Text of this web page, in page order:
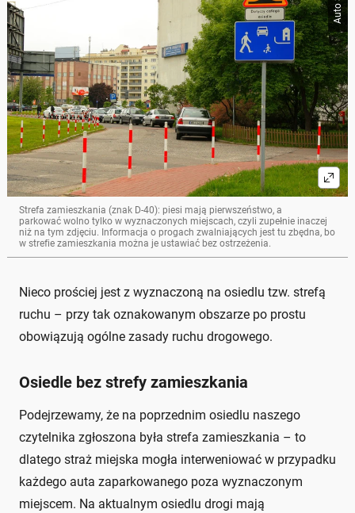
Strefa zamieszkania (znak D-40): piesi mają pierwszeństwo, a
parkować wolno tylko w wyznaczonych miejscach, czyli zupełnie inaczej
niż na tym zdjęciu. Informacja o progach zwalniających jest tu zbędna, bo
w strefie zamieszkania można je ustawiać bez ostrzeżenia.
Nieco prościej jest z wyznaczoną na osiedlu tzw. strefą
ruchu – przy tak oznakowanym obszarze po prostu
obowiązują ogólne zasady ruchu drogowego.
Osiedle bez strefy zamieszkania
Podejrzewamy, że na poprzednim osiedlu naszego
czytelnika zgłoszona była strefa zamieszkania – to
dlatego straż miejska mogła interweniować w przypadku
każdego auta zaparkowanego poza wyznaczonym
miejscem. Na aktualnym osiedlu drogi mają